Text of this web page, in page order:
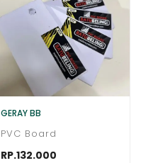
GERAY BB
PVC Board
RP.132.000